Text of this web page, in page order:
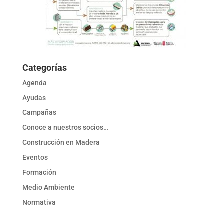
Categorías
Agenda
Ayudas
Campañas
Conoce a nuestros socios…
Construcción en Madera
Eventos
Formación
Medio Ambiente
Normativa